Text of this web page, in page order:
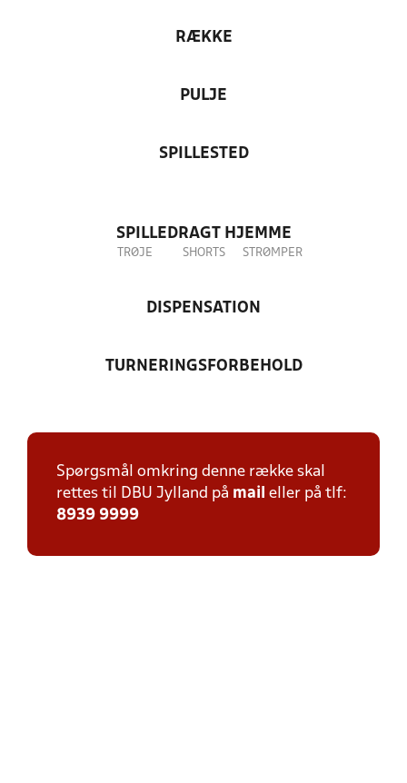
RÆKKE
PULJE
SPILLESTED
SPILLEDRAGT HJEMME
TRØJE SHORTS STRØMPER
DISPENSATION
TURNERINGSFORBEHOLD
Spørgsmål omkring denne række skal
rettes til DBU Jylland på mail eller på tlf:
8939 9999